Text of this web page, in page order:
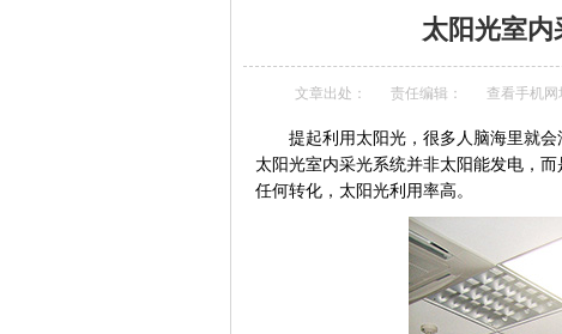
太阳光室内
文章出处： 责任编辑： 查看手机网
提起利用太阳光，很多人脑海里就
太阳光室内采光系统并非太阳能发电，
任何转化，太阳光利用率高。